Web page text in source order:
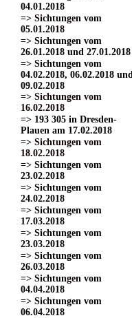
04.01.2018
=> Sichtungen vom
05.01.2018
=> Sichtungen vom
26.01.2018 und 27.01.2018
=> Sichtungen vom
04.02.2018, 06.02.2018
09.02.2018
=> Sichtungen vom
16.02.2018
=> 193 305 in Dresden-
Plauen am 17.02.2018
=> Sichtungen vom
18.02.2018
=> Sichtungen vom
23.02.2018
=> Sichtungen vom
24.02.2018
=> Sichtungen vom
17.03.2018
=> Sichtungen vom
23.03.2018
=> Sichtungen vom
26.03.2018
=> Sichtungen vom
04.04.2018
=> Sichtungen vom
06.04.2018